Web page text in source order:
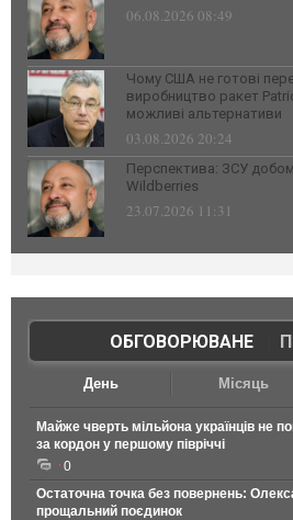
06.08.2026 08:49
Чому США не готові
виробництво ракет
можливі альтернативи
03.08.2026 20:24
Перспектива: ЗСУ
Wildberries
23.07.2026 11:31
ОБГОВОРЮВАНЕ|
День Місяць
Майже чверть мільйона українців не
за кордон у першому півріччі
0
Остаточна точка без повернень:
прощальний поєдинок